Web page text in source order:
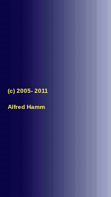
(c) 2005- 2011
Alfred Hamm